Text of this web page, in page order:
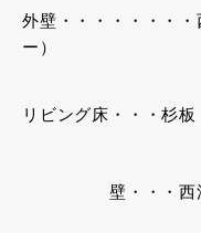
外壁・・・・・・・・
ー）
リビング床・・・杉板
壁・・・西